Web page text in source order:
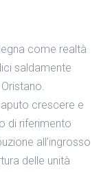
come realtà
saldamente
crescere e
di riferimento
all’ingrosso
delle unità